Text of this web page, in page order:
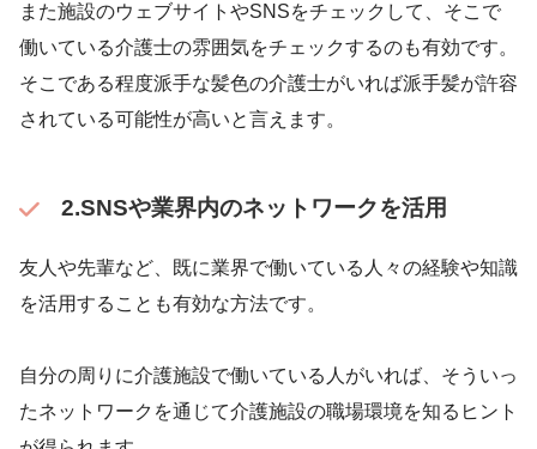
また施設のウェブサイトやSNSをチェックして、そこで
働いている介護士の雰囲気をチェックするのも有効です。
そこである程度派手な髪色の介護士がいれば派手髪が許容
されている可能性が高いと言えます。
2.SNSや業界内のネットワークを活用
友人や先輩など、既に業界で働いている人々の経験や知識
を活用することも有効な方法です。
自分の周りに介護施設で働いている人がいれば、そういっ
たネットワークを通じて介護施設の職場環境を知るヒント